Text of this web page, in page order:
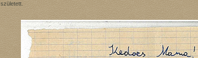
született.